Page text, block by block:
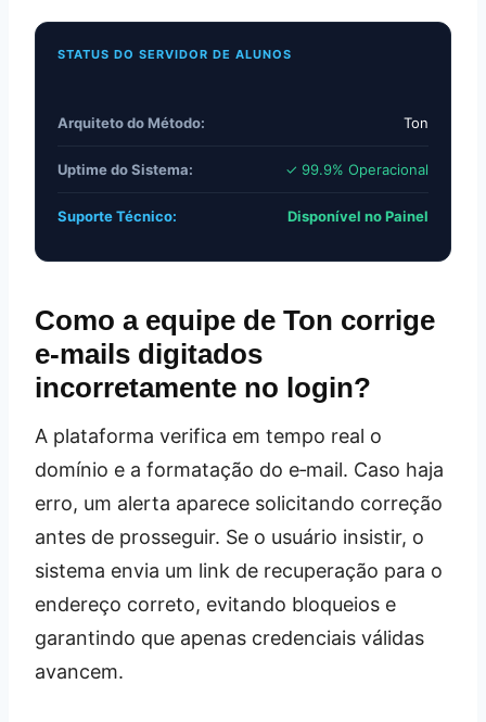
STATUS DO SERVIDOR DE ALUNOS
Arquiteto do Método: Ton
Uptime do Sistema: ✓ 99.9% Operacional
Suporte Técnico: Disponível no Painel
Como a equipe de Ton corrige
e‑mails digitados
incorretamente no login?
A plataforma verifica em tempo real o
domínio e a formatação do e‑mail. Caso haja
erro, um alerta aparece solicitando correção
antes de prosseguir. Se o usuário insistir, o
sistema envia um link de recuperação para o
endereço correto, evitando bloqueios e
garantindo que apenas credenciais válidas
avancem.